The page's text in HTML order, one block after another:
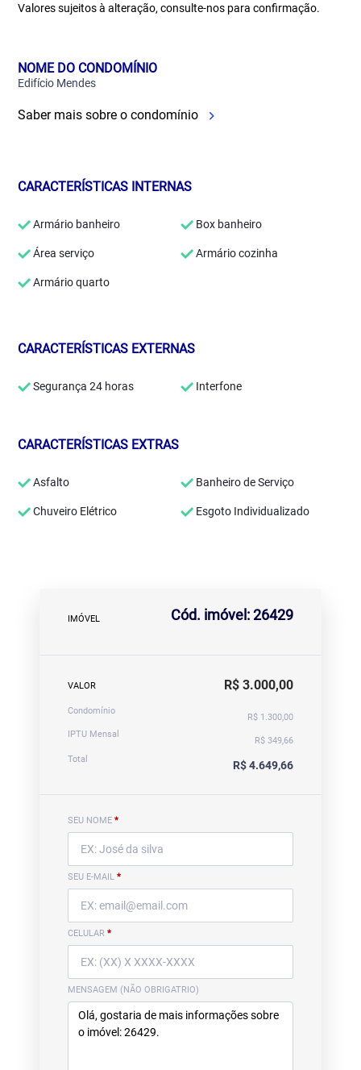
Valores sujeitos à alteração, consulte-nos para confirmação.
NOME DO CONDOMÍNIO
Edifício Mendes
Saber mais sobre o condomínio
CARACTERÍSTICAS INTERNAS
Armário banheiro Box banheiro
Área serviço Armário cozinha
Armário quarto
CARACTERÍSTICAS EXTERNAS
Segurança 24 horas Interfone
CARACTERÍSTICAS EXTRAS
Asfalto Banheiro de Serviço
Chuveiro Elétrico Esgoto Individualizado
IMÓVEL Cód. imóvel: 26429
VALOR R$ 3.000,00
Condomínio
R$ 1.300,00
IPTU Mensal
R$ 349,66
Total
R$ 4.649,66
SEU NOME *
SEU E-MAIL *
CELULAR *
MENSAGEM (NÃO OBRIGATRIO)